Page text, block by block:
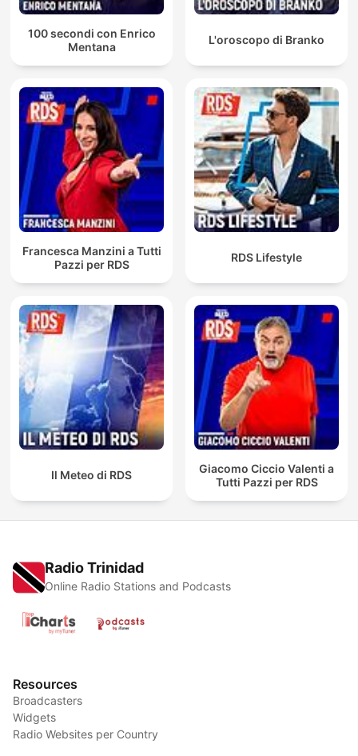
100 secondi con Enrico
Mentana
L'oroscopo di Branko
Francesca Manzini a Tutti
Pazzi per RDS
RDS Lifestyle
Il Meteo di RDS
Giacomo Ciccio Valenti a
Tutti Pazzi per RDS
Radio Trinidad
Online Radio Stations and Podcasts
Resources
Broadcasters
Widgets
Radio Websites per Country